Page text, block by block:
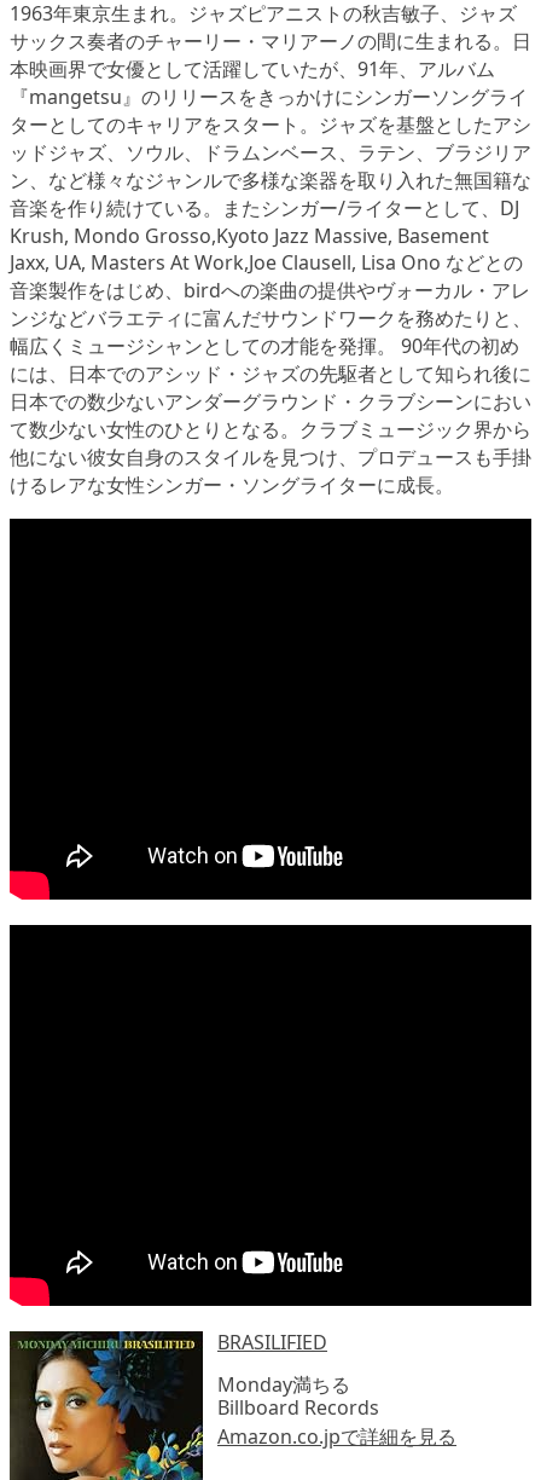
1963年東京生まれ。ジャズピアニストの秋吉敏子、ジャズ
サックス奏者のチャーリー・マリアーノの間に生まれる。日
本映画界で女優として活躍していたが、91年、アルバム
『mangetsu』のリリースをきっかけにシンガーソングライ
ターとしてのキャリアをスタート。ジャズを基盤としたアシ
ッドジャズ、ソウル、ドラムンベース、ラテン、ブラジリア
ン、など様々なジャンルで多様な楽器を取り入れた無国籍な
音楽を作り続けている。またシンガー/ライターとして、DJ
Krush, Mondo Grosso,Kyoto Jazz Massive, Basement
Jaxx, UA, Masters At Work,Joe Clausell, Lisa Ono などとの
音楽製作をはじめ、birdへの楽曲の提供やヴォーカル・アレ
ンジなどバラエティに富んだサウンドワークを務めたりと、
幅広くミュージシャンとしての才能を発揮。 90年代の初め
には、日本でのアシッド・ジャズの先駆者として知られ後に
日本での数少ないアンダーグラウンド・クラブシーンにおい
て数少ない女性のひとりとなる。クラブミュージック界から
他にない彼女自身のスタイルを見つけ、プロデュースも手掛
けるレアな女性シンガー・ソングライターに成長。
BRASILIFIED
Monday満ちる
Billboard Records
Amazon.co.jpで詳細を見る